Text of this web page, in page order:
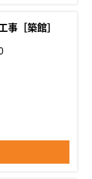
［築館］